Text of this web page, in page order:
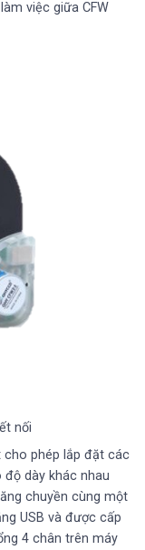
việc giữa CFW
nối
cho phép lắp đặt các
độ dày khác nhau
chuyền cùng một
USB và được cấp
4 chân trên máy